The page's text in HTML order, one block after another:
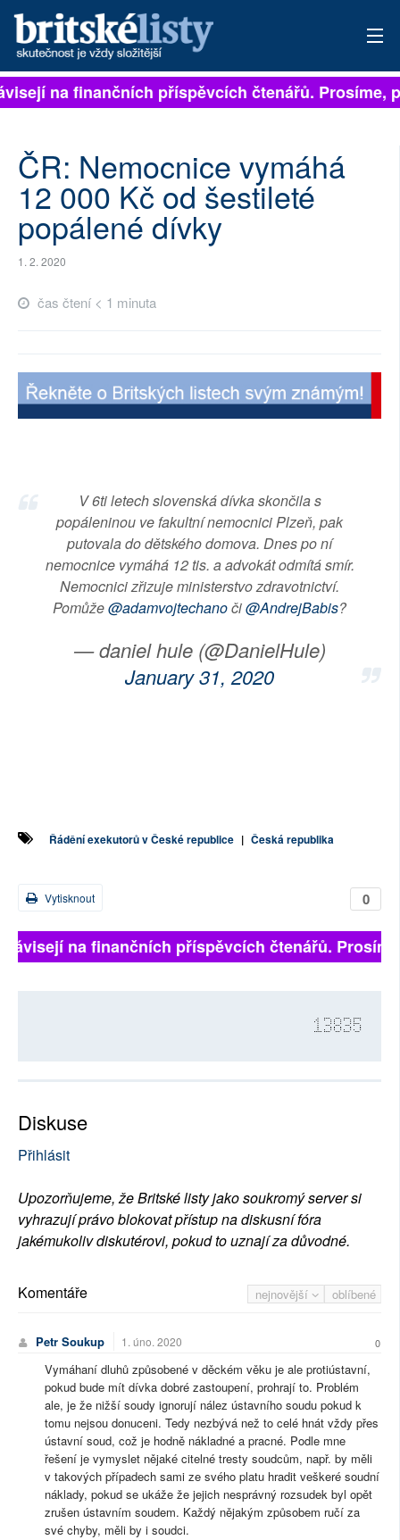
PŘIHLÁSIT
ARCHIV
ROZHOVORY
TÉMATA
NEJČTENĚJŠÍ ZA 7 DNÍ
PŘÍSPĚVKY NA PROVOZ
SOCIÁLNÍ SÍTĚ
PLNÁ VERZE STRÁNEK
na finančních příspěvcích čtenářů. Prosíme,
ČR: Nemocnice vymáhá
12 000 Kč od šestileté
popálené dívky
1. 2. 2020
čas čtení < 1 minuta
V 6ti letech slovenská dívka skončila s
popáleninou ve fakultní nemocnici Plzeň, pak
putovala do dětského domova. Dnes po ní
nemocnice vymáhá 12 tis. a advokát odmítá smír.
Nemocnici zřizuje ministerstvo zdravotnictví.
Pomůže@adamvojtechanoči@AndrejBabis?
— daniel hule (@DanielHule)
January 31, 2020
Řádění exekutorů v České republice | Česká republika
0
Vytisknout
na finančních příspěvcích čtenářů.
13835
Diskuse
Přihlásit
Upozorňujeme, že Britské listy jako soukromý server si
vyhrazují právo blokovat přístup na diskusní fóra
jakémukoliv diskutérovi, pokud to uznají za důvodné.
nejnovější oblíbené
Komentáře
Petr Soukup 1. úno. 2020 0
Vymáhaní dluhů způsobené v děckém věku je ale protiústavní,
pokud bude mít dívka dobré zastoupení, prohrají to. Problém
ale, je že nižší soudy ignorují nález ústavního soudu pokud k
tomu nejsou donuceni. Tedy nezbývá než to celé hnát vždy přes
ústavní soud, což je hodně nákladné a pracné. Podle mne
řešení je vymyslet nějaké citelné tresty soudcům, např. by měli
v takových případech sami ze svého platu hradit veškeré soudní
náklady, pokud se ukáže že jejich nesprávný rozsudek byl opět
zrušen ústavním soudem. Každý nějakým způsobem ručí za
své chyby, měli by i soudci.